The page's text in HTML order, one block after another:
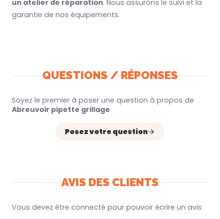
un atelier de réparation. Nous assurons le suivi et la
garantie de nos équipements.
QUESTIONS / RÉPONSES
Soyez le premier à poser une question à propos de
Abreuvoir pipette grillage
Posez votre question
AVIS DES CLIENTS
Vous devez être connecté pour pouvoir écrire un avis